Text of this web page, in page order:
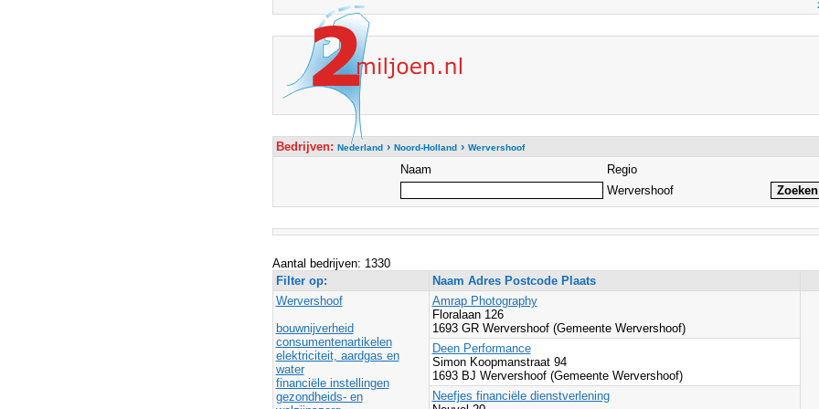
Bedrijven: Nederland› Noord-Holland› Wervershoof
Naam
Regio
Wervershoof
Aantal bedrijven: 1330
Filter op:
Naam Adres Postcode Plaats
Wervershoof
bouwnijverheid
consumentenartikelen
elektriciteit, aardgas en
water
financiële instellingen
gezondheids- en
Amrap Photography
Floralaan 126
1693 GR Wervershoof (Gemeente Wervershoof)
Deen Performance
Simon Koopmanstraat 94
1693 BJ Wervershoof (Gemeente Wervershoof)
Neefjes financiële dienstverlening